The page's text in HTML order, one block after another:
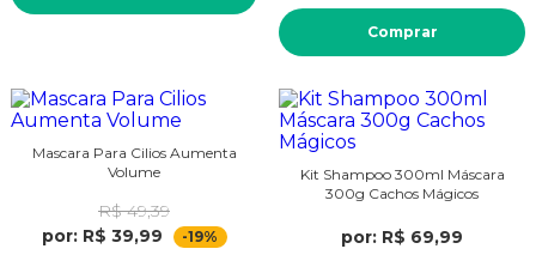
Comprar
Mascara Para Cilios Aumenta
Volume
R$ 49,39
por: R$ 39,99
-19%
Kit Shampoo 300ml Máscara
300g Cachos Mágicos
por: R$ 69,99